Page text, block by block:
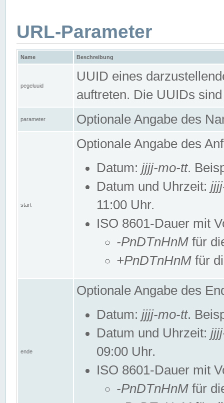
URL-Parameter
Name Beschreibung
pegeluuid
UUID eines
auftreten. Die UUIDs
parameter Optionale Angabe des
start
Optionale Angabe des
Datum: jjjj-mo-tt.
Datum und Uhrzeit:
11:00 Uhr.
ISO 8601-Dauer mit
-PnDTnHnM für
+PnDTnHnM für
ende
Optionale Angabe des
Datum: jjjj-mo-tt.
Datum und Uhrzeit:
09:00 Uhr.
ISO 8601-Dauer mit
-PnDTnHnM für